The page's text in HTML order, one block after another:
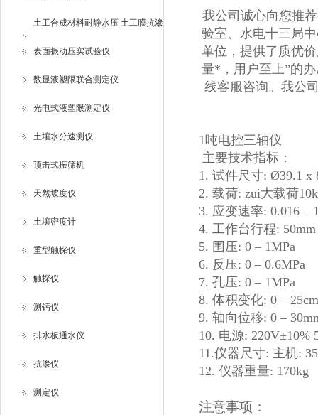
土工合成材料耐静水压 土工膜抗渗
仪
表面振动压实试验仪
数显液塑限联合测定仪
光电式液塑限测定仪
土壤水分速测仪
顶击式振筛机
天然坡度仪
土壤密度计
重型触探仪
触探仪
测钙仪
排水板通水仪
抗渗仪
测定仪
我公司诚心向您推
验室、水电十三局
单位，提供了质优
量*，用户至上”的
线客服咨询。我公
1吨电控三轴仪
主要技术指标：
1. 试件尺寸: Ø39.1 x
2. 载荷: zui大载荷
3. 应变速率: 0.016 –
4. 工作台行程:
5. 围压: 0 – 1MPa
6. 反压: 0 – 0.6MPa
7. 孔压: 0 – 1MPa
8. 体积变化: 0 –
9. 轴向位移: 0 –
10. 电源: 220V±10%
11.仪器尺寸: 主机:
12. 仪器重量: 170kg
注意事项：